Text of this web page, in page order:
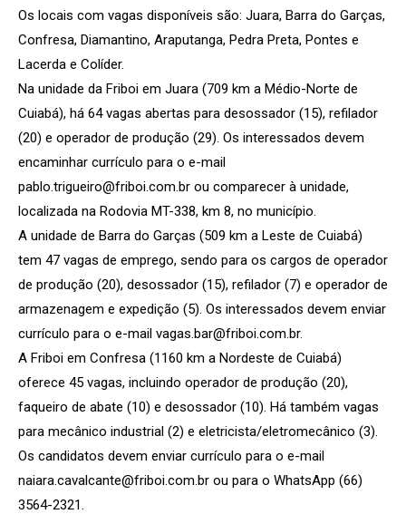
Os locais com vagas disponíveis são: Juara, Barra do Garças,
Confresa, Diamantino, Araputanga, Pedra Preta, Pontes e
Lacerda e Colíder.
Na unidade da Friboi em Juara (709 km a Médio-Norte de
Cuiabá), há 64 vagas abertas para desossador (15), refilador
(20) e operador de produção (29). Os interessados devem
encaminhar currículo para o e-mail
pablo.trigueiro@friboi.com.br ou comparecer à unidade,
localizada na Rodovia MT-338, km 8, no município.
A unidade de Barra do Garças (509 km a Leste de Cuiabá)
tem 47 vagas de emprego, sendo para os cargos de operador
de produção (20), desossador (15), refilador (7) e operador de
armazenagem e expedição (5). Os interessados devem enviar
currículo para o e-mail vagas.bar@friboi.com.br.
A Friboi em Confresa (1160 km a Nordeste de Cuiabá)
oferece 45 vagas, incluindo operador de produção (20),
faqueiro de abate (10) e desossador (10). Há também vagas
para mecânico industrial (2) e eletricista/eletromecânico (3).
Os candidatos devem enviar currículo para o e-mail
naiara.cavalcante@friboi.com.br ou para o WhatsApp (66)
3564-2321.